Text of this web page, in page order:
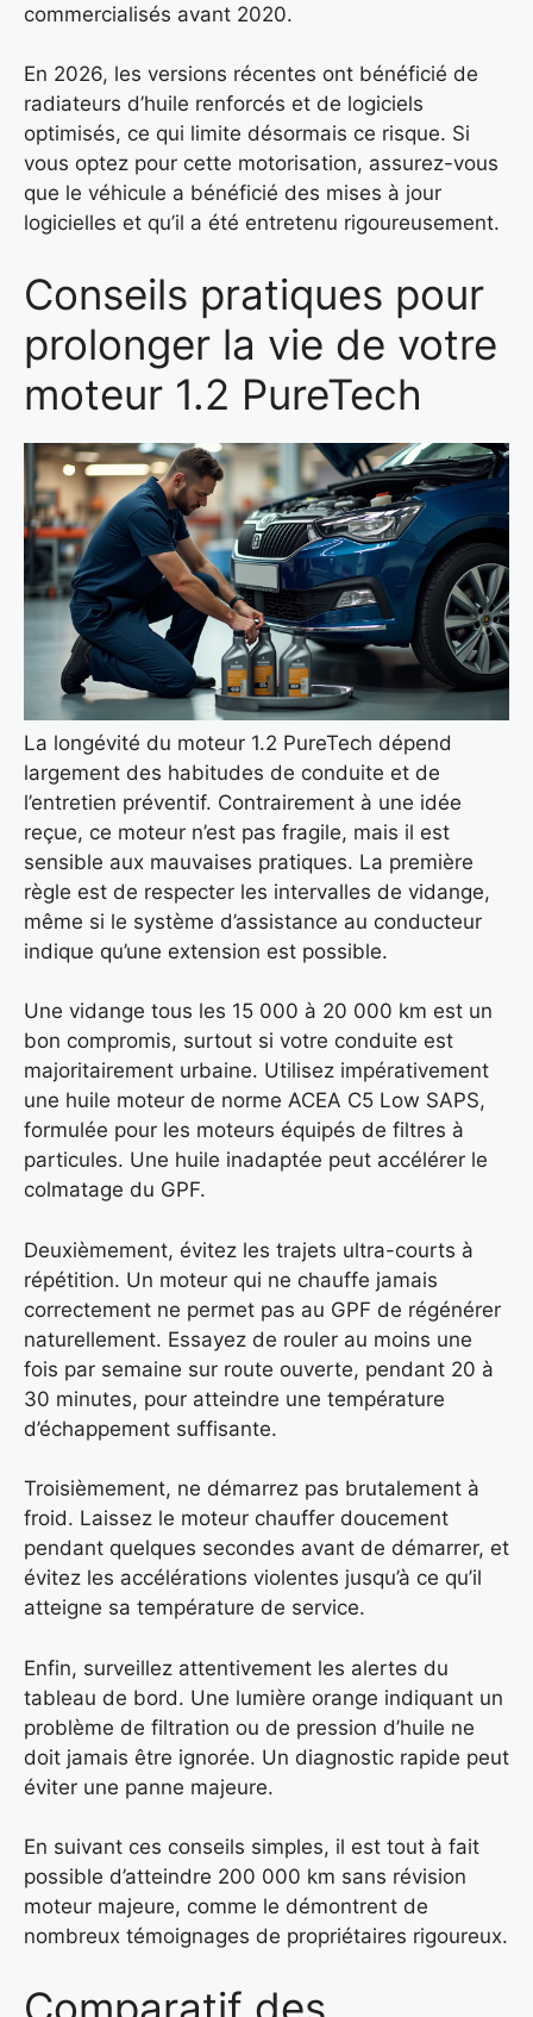
commercialisés avant 2020.
En 2026, les versions récentes ont bénéficié de
radiateurs d’huile renforcés et de logiciels
optimisés, ce qui limite désormais ce risque. Si
vous optez pour cette motorisation, assurez-vous
que le véhicule a bénéficié des mises à jour
logicielles et qu’il a été entretenu rigoureusement.
Conseils pratiques pour
prolonger la vie de votre
moteur 1.2 PureTech
La longévité du moteur 1.2 PureTech dépend
largement des habitudes de conduite et de
l’entretien préventif. Contrairement à une idée
reçue, ce moteur n’est pas fragile, mais il est
sensible aux mauvaises pratiques. La première
règle est de respecter les intervalles de vidange,
même si le système d’assistance au conducteur
indique qu’une extension est possible.
Une vidange tous les 15 000 à 20 000 km est un
bon compromis, surtout si votre conduite est
majoritairement urbaine. Utilisez impérativement
une huile moteur de norme ACEA C5 Low SAPS,
formulée pour les moteurs équipés de filtres à
particules. Une huile inadaptée peut accélérer le
colmatage du GPF.
Deuxièmement, évitez les trajets ultra-courts à
répétition. Un moteur qui ne chauffe jamais
correctement ne permet pas au GPF de régénérer
naturellement. Essayez de rouler au moins une
fois par semaine sur route ouverte, pendant 20 à
30 minutes, pour atteindre une température
d’échappement suffisante.
Troisièmement, ne démarrez pas brutalement à
froid. Laissez le moteur chauffer doucement
pendant quelques secondes avant de démarrer, et
évitez les accélérations violentes jusqu’à ce qu’il
atteigne sa température de service.
Enfin, surveillez attentivement les alertes du
tableau de bord. Une lumière orange indiquant un
problème de filtration ou de pression d’huile ne
doit jamais être ignorée. Un diagnostic rapide peut
éviter une panne majeure.
En suivant ces conseils simples, il est tout à fait
possible d’atteindre 200 000 km sans révision
moteur majeure, comme le démontrent de
nombreux témoignages de propriétaires rigoureux.